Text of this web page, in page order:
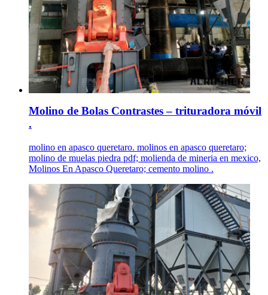
Molino de Bolas Contrastes – trituradora móvil
.
molino en apasco queretaro. molinos en apasco queretaro;
molino de muelas piedra pdf; molienda de mineria en mexico,
Molinos En Apasco Queretaro; cemento molino .